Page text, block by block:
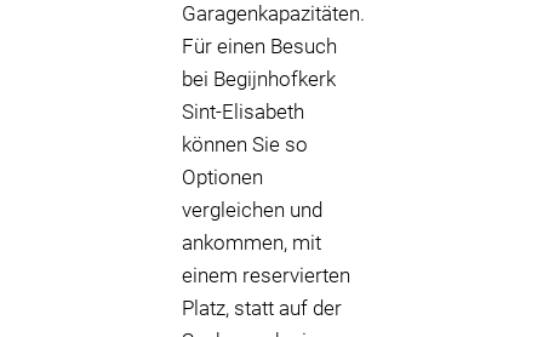
Garagenkapazitäten.
Für einen Besuch
bei Begijnhofkerk
Sint-Elisabeth
können Sie so
Optionen
vergleichen und
ankommen, mit
einem reservierten
Platz, statt auf der